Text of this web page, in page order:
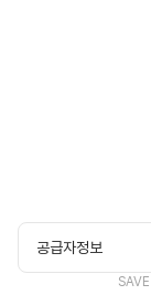
공급자정보